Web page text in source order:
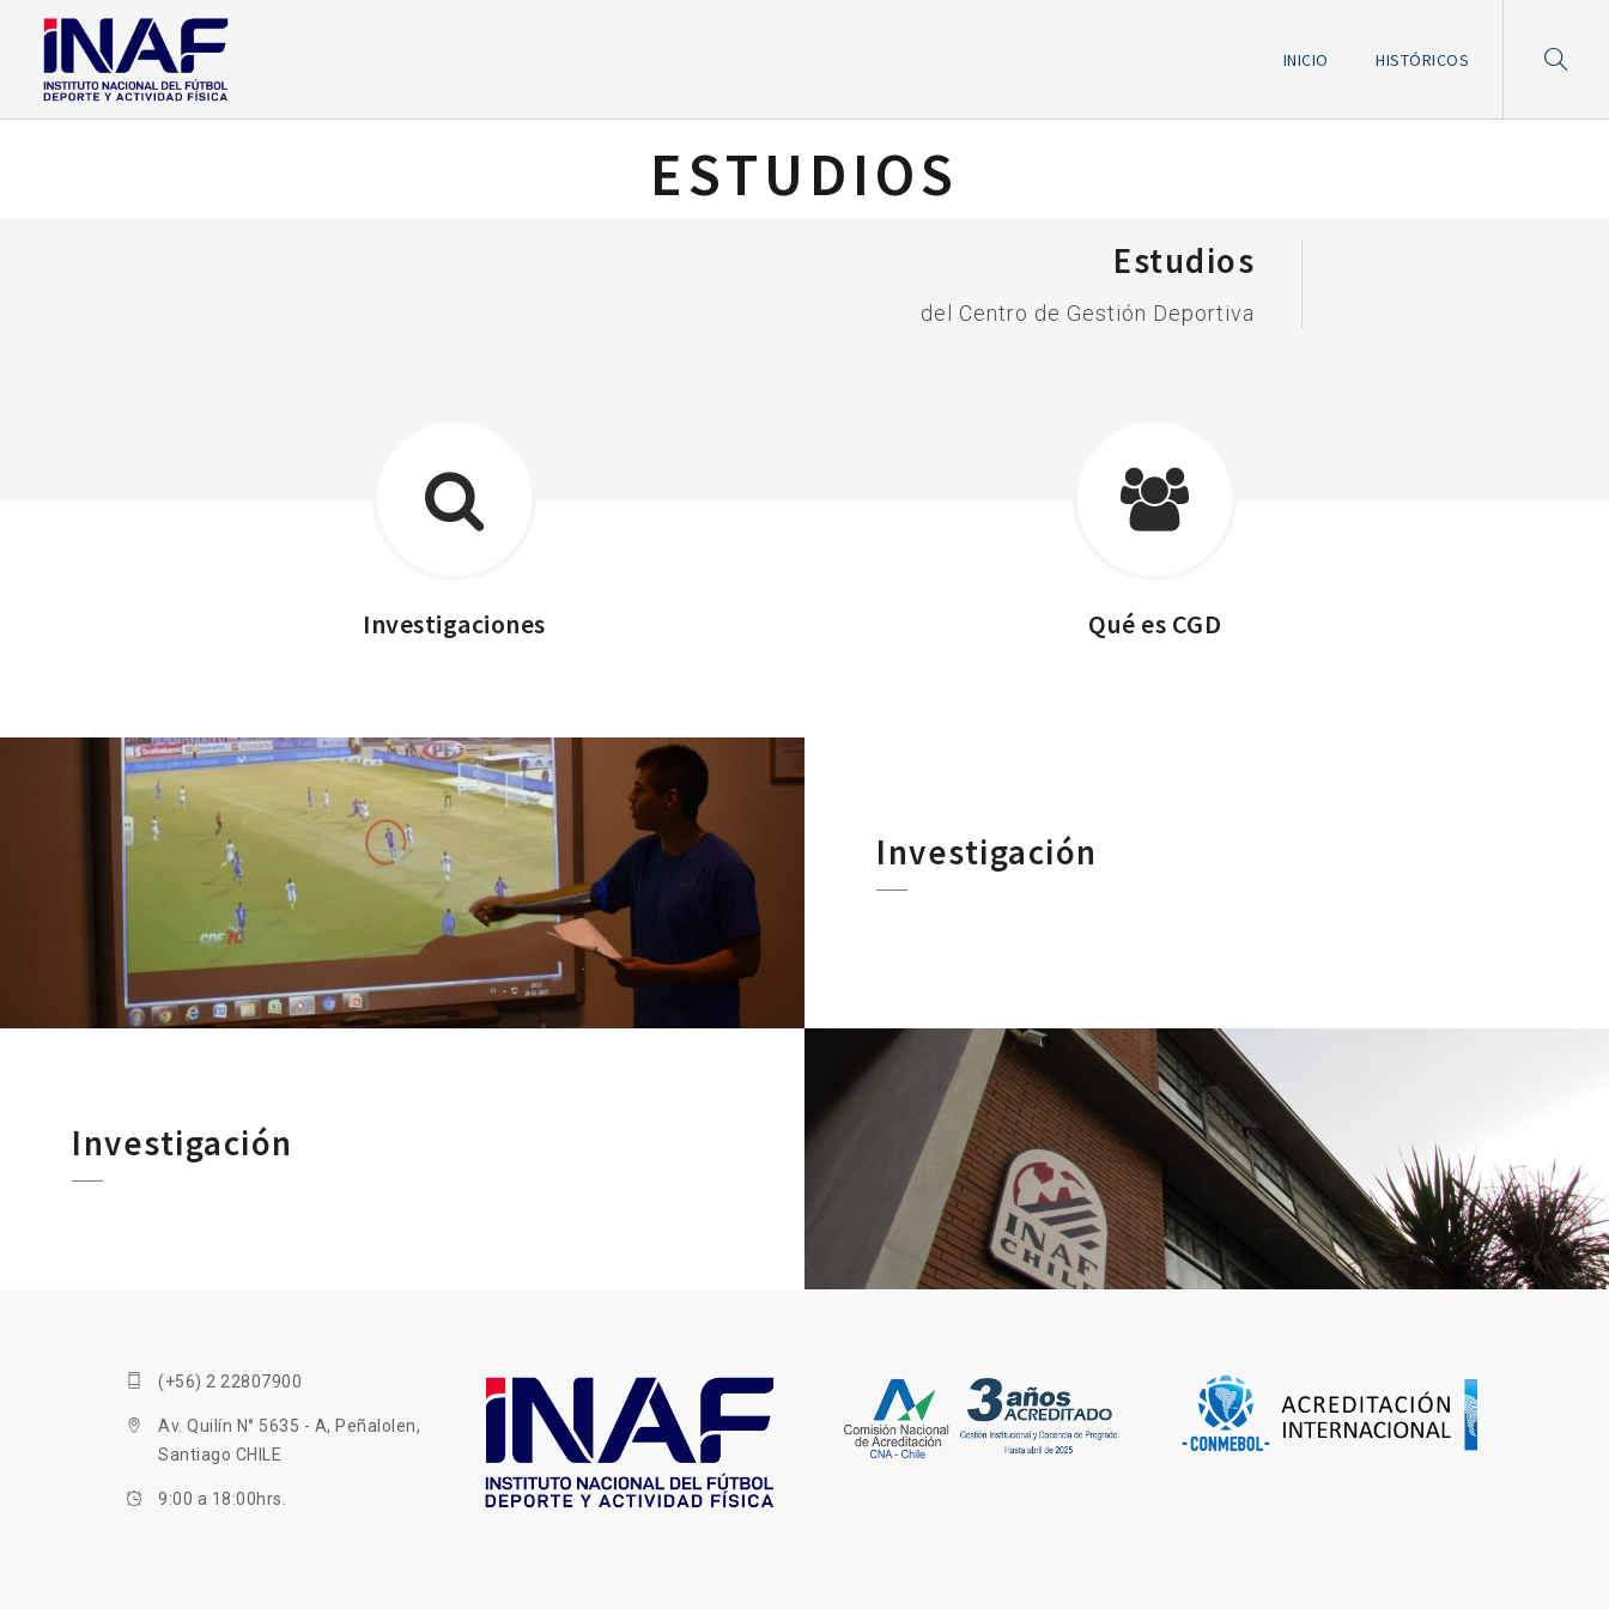
INICIO HISTÓRICOS
ESTUDIOS
Estudios
del Centro de Gestión Deportiva
Investigaciones Qué es CGD
Investigación
Investigación
(+56) 2 22807900
Av. Quilín N° 5635 - A, Peñalolen,
Santiago CHILE
9:00 a 18:00hrs.